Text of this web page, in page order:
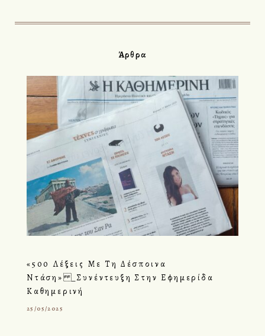
Άρθρα
«500 Λέξεις Με Τη Δέσποινα
Ντάση» _Συνέντευξη Στην Εφημερίδα
Καθημερινή
25/05/2025